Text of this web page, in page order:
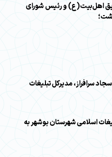
اهل‌بیت(ع) و رئیس شورای
سرافراز، مدیرکل تبلیغات
اسلامی شهرستان بوشهر به